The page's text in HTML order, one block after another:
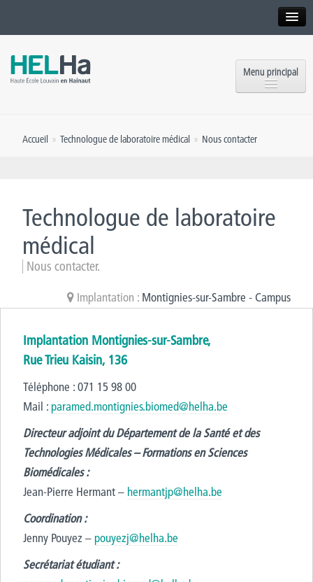
Formation continue et Recherche
Presse
Menu principal
OEH
Accueil » Technologue de laboratoire médical » Nous contacter
Technologue de laboratoire
médical
Nous contacter.
Implantation : Montignies-sur-Sambre - Campus
Implantation Montignies-sur-Sambre,
Rue Trieu Kaisin, 136
Téléphone : 071 15 98 00
Mail :paramed.montignies.biomed@helha.be
Directeur adjoint du Département de la Santé et des
Technologies Médicales – Formations en Sciences
Biomédicales :
Jean-Pierre Hermant – hermantjp@helha.be
Coordination :
Jenny Pouyez –pouyezj@helha.be
Secrétariat étudiant :